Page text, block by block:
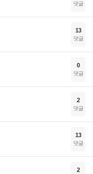
댓글
13
댓글
0
댓글
2
댓글
13
댓글
2